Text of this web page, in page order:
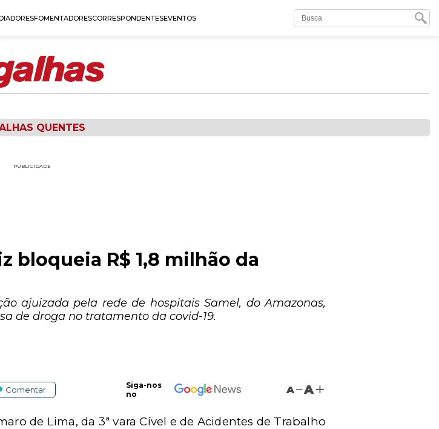
FOMENTADORESCORRESPONDENTESEVENTOS
QUENTES
PUBLICIDADE
bloqueia R$ 1,8 milhão da
ajuizada pela rede de hospitais Samel, do Amazonas,
de droga no tratamento da covid-19.
Comentar
Siga-nos
no
A A
de Lima, da 3ª vara Cível e de Acidentes de Trabalho